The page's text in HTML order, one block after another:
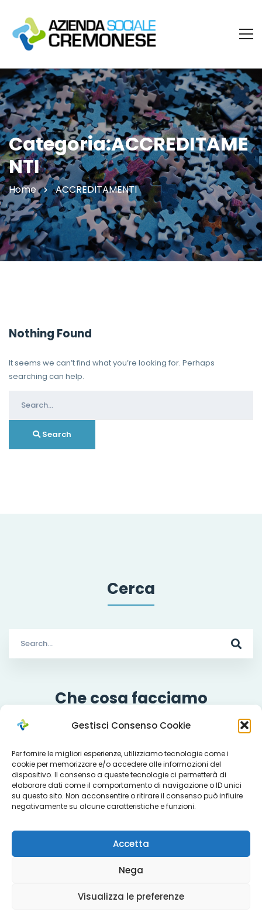
Gestisci Consenso Cookie
Per fornire le migliori esperienze, utilizziamo tecnologie come i
cookie per memorizzare e/o accedere alle informazioni del
dispositivo. Il consenso a queste tecnologie ci permetterà di
elaborare dati come il comportamento di navigazione o ID unici
su questo sito. Non acconsentire o ritirare il consenso può influire
negativamente su alcune caratteristiche e funzioni.
Accetta
Nega
Visualizza le preferenze
Categoria:ACCREDITAME
NTI
Home ACCREDITAMENTI
Nothing Found
It seems we can’t find what you’re looking for. Perhaps
searching can help.
for:
Search
Cerca
for:
Che cosa facciamo
Servizi
Progetti
Misure regionali